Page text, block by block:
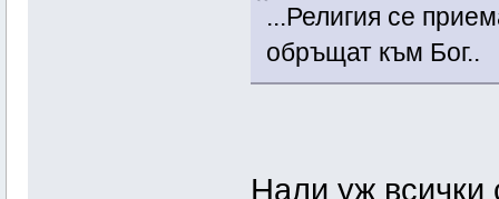
...Религия се
обръщат към Бог..
Нали уж